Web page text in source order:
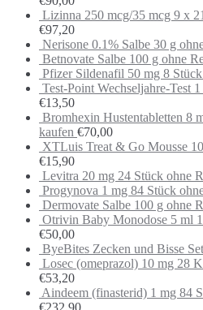
Lizinna 250 mcg/35 mcg 9 x
€97,20
Nerisone 0.1% Salbe 30 g
Betnovate Salbe 100 g ohne
Pfizer Sildenafil 50 mg 8
Test-Point Wechseljahre-Test
€13,50
Bromhexin Hustentabletten 8
kaufen €70,00
XTLuis Treat & Go Mousse
€15,90
Levitra 20 mg 24 Stück ohne
Progynova 1 mg 84 Stück
Dermovate Salbe 100 g ohne
Otrivin Baby Monodose 5 ml
€50,00
ByeBites Zecken und Bisse
Losec (omeprazol) 10 mg 28
€53,20
Aindeem (finasterid) 1 mg 84
€232,90